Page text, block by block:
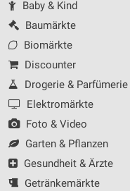
Baby & Kind
Baumärkte
Biomärkte
Discounter
Drogerie & Parfümerie
Elektromärkte
Foto & Video
Garten & Pflanzen
Gesundheit & Ärzte
Getränkemärkte